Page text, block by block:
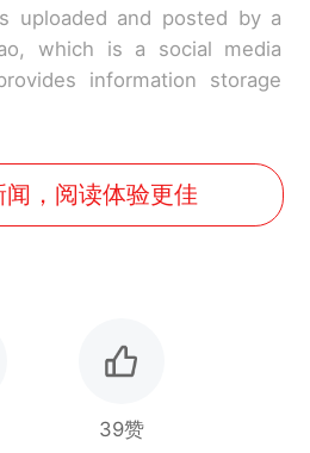
uploaded and posted by a
which is a social media
information storage
，阅读体验更佳
39赞